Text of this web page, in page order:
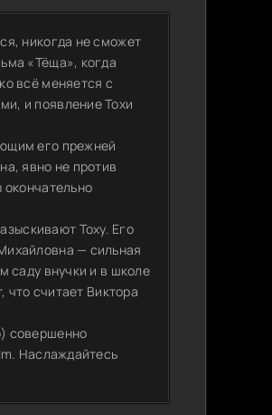
никогда не сможет
«Тёща», когда
всё меняется с
и появление Тохи
его прежней
явно не против
окончательно
Тоху. Его
— сильная
саду внучки и в школе
что считает Виктора
совершенно
Наслаждайтесь